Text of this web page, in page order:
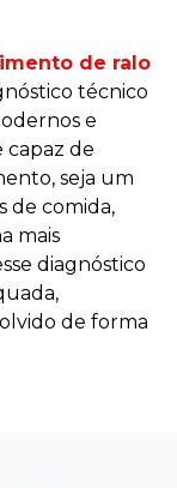
de ralo
técnico
e
capaz de
seja um
de comida,
mais
diagnóstico
de forma